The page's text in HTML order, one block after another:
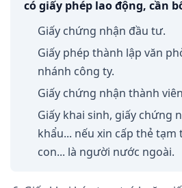
có giấy phép lao động, cần
Giấy chứng nhận đầu tư.
Giấy phép thành lập văn
nhánh công ty.
Giấy chứng nhận thành
Giấy khai sinh, giấy chứng
khẩu... nếu xin cấp thẻ tạm
con... là người nước ngoài.